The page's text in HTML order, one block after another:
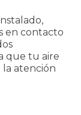
en contacto
que tu aire
la atención